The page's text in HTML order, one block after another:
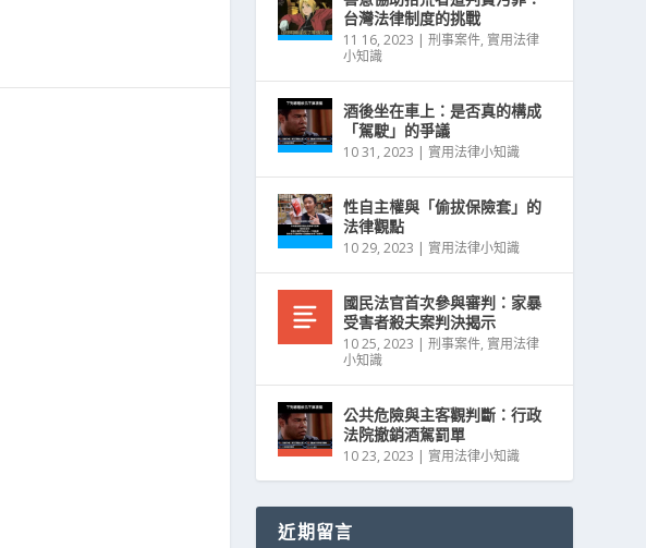
台灣法律制度的挑戰
11 16, 2023 |刑事案件, 實用法律
小知識
酒後坐在車上：是否真的構成
「駕駛」的爭議
10 31, 2023 | 實用法律小知識
性自主權與「偷拔保險套」的
法律觀點
10 29, 2023 | 實用法律小知識
國民法官首次參與審判：家暴
受害者殺夫案判決揭示
10 25, 2023 |刑事案件, 實用法律
小知識
公共危險與主客觀判斷：行政
法院撤銷酒駕罰單
10 23, 2023 | 實用法律小知識
近期留言